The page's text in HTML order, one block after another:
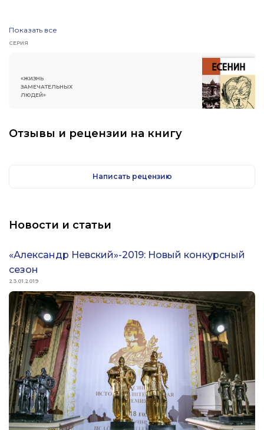
Демидовых с властью (в том числе с Петром Великим),
о вкладе представителей рода в развитие Российского
государства. Первое издание книги вышло в 2012 году
и было удостоено диплома историко-литературной
премии «Александр Невский». Второе издание
исправленное и дополненное.
КНИГИ С ДЕФЕКТОМ ОБЛОЖКИ!
Показать все
СЕРИЯ
«ЖИЗНЬ
ЗАМЕЧАТЕЛЬНЫХ
ЛЮДЕЙ»
Отзывы и рецензии на книгу
Написать рецензию
Новости и статьи
«Александр Невский»-2019: Новый конкурсный
сезон
23.01.2019